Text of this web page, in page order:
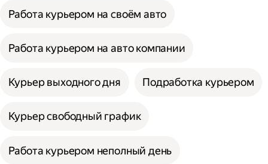
Работа курьером на своём авто
Работа курьером на авто компании
Курьер выходного дня Подработка курьером
Курьер свободный график
Работа курьером неполный день